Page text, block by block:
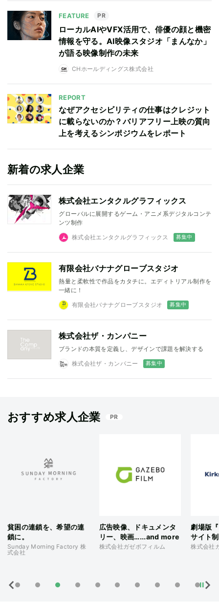
FEATURE PR
ローカルAIやVFX活用で、俳優の顔と機密
情報を守る。AI映像スタジオ「まんなか」
が語る映像制作の未来
CHホールディングス株式会社
REPORT
なぜアクセシビリティの仕事はクレジット
に載らないのか？バリアフリー上映の質向
上を考えるシンポジウムをレポート
新着の求人企業
株式会社エンタクルグラフィックス
グローバルに展開するゲーム・アニメ系デジタルコンテ
ンツ制作
株式会社エンタクルグラフィックス 募集中
有限会社バナナグローブスタジオ
熱量と柔軟性で作品をカタチに。エディトリアル制作を
一緒に！
有限会社バナナグローブスタジオ 募集中
株式会社ザ・カンパニー
ブランドの本質を定義し、デザインで課題を解決する
株式会社ザ・カンパニー 募集中
おすすめ求人企業 PR
貧困の連鎖を、希望の連
鎖に。
Sunday Morning Factory 株
式会社
広告映像、ドキュメンタ
リー、映画…...and more
株式会社ガゼボフィルム
劇場版
サイト
株式会社